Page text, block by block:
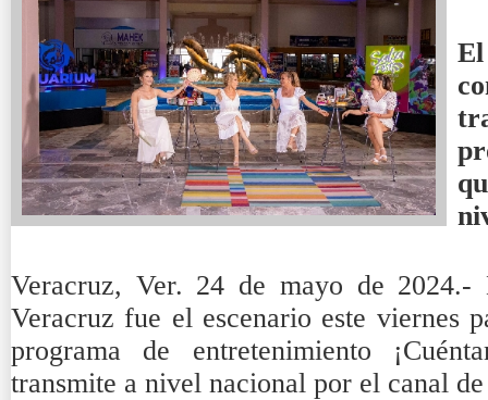
Veracruz, Ver. 24 de mayo de
Veracruz fue el escenario este viernes
programa de entretenimiento
transmite a nivel nacional por el canal